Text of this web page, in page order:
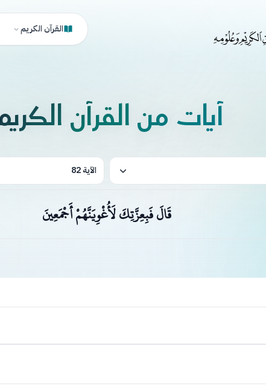
القرآن الكريم
آيات من القرآن
الآية 82
قَالَ فَبِعِزَّتِكَ لَأُغْوِيَنَّهُمْ أَجْمَعِينَ